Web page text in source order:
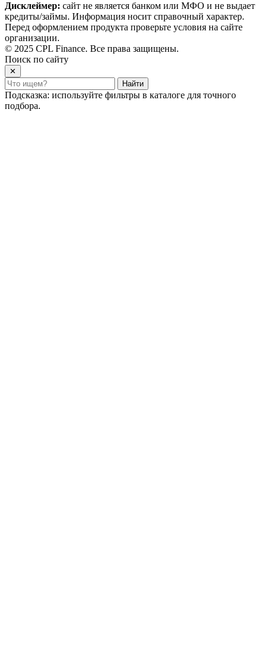
Дисклеймер: сайт не является банком или МФО и не выдает
кредиты/займы. Информация носит справочный характер.
Перед оформлением продукта проверьте условия на сайте
организации.
© 2025 CPL Finance. Все права защищены.
Поиск по сайту
✕
Найти
Подсказка: используйте фильтры в каталоге для точного
подбора.